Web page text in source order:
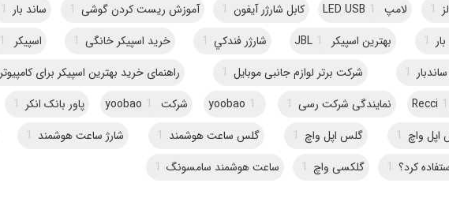
1 لامپ LED USB 1 کابل شارژر آیفون 1 آموزش ریست کردن گوشی 1 ساند بار 1
1 بهترین اسپیکر JBL 1 شارژر فندکي 1 خرید اسپیکر خانگی 1 اسپیکر JBL 1
1 شرکت برتر لوازم جانبی موبایل 1 راهنمای خرید بهترین اسپیکر برای کامپیوتر
1 نمایندگی شرکت رسی 1
yoobao 1 شرکت yoobao 1 پاور بانک انکر 1
اپل واچ 1 گلس اپل واچ 1 گلس ساعت هوشمند 1 شارژ ساعت هوشمند 1
کرد؟ 1 گلکسی واچ 1 ساعت هوشمند سامسونگ 1